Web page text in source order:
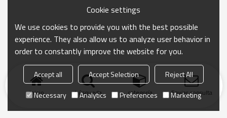
Inicio búsqueda categoría Enviar consulta
Cookie settings
We use cookies to provide you with the best possible
experience. They also allow us to analyze user behavior in
order to constantly improve the website for you.
Accept all Accept Selection
Reject All
Necessary
Analytics Preferences Marketing